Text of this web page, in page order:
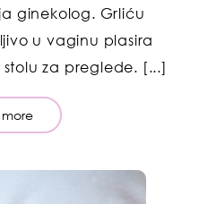
ginekolog. Grliću
u vaginu plasira
za preglede. [...]